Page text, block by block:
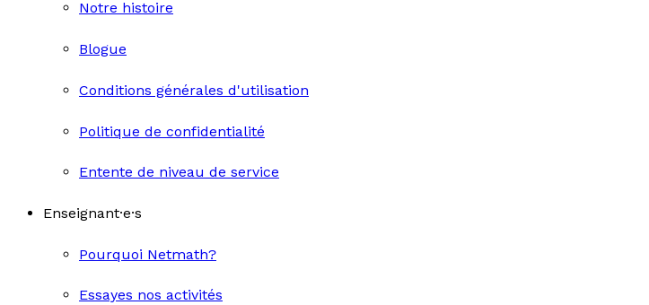
Notre histoire
Blogue
Conditions générales d'utilisation
Politique de confidentialité
Entente de niveau de service
Enseignant·e·s
Pourquoi Netmath?
Essayes nos activités